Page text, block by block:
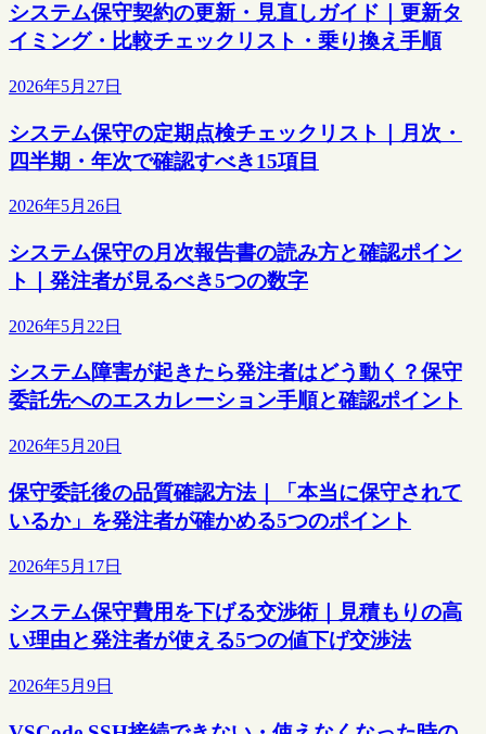
システム保守契約の更新・見直しガイド｜更新タ
イミング・比較チェックリスト・乗り換え手順
2026年5月27日
システム保守の定期点検チェックリスト｜月次・
四半期・年次で確認すべき15項目
2026年5月26日
システム保守の月次報告書の読み方と確認ポイン
ト｜発注者が見るべき5つの数字
2026年5月22日
システム障害が起きたら発注者はどう動く？保守
委託先へのエスカレーション手順と確認ポイント
2026年5月20日
保守委託後の品質確認方法｜「本当に保守されて
いるか」を発注者が確かめる5つのポイント
2026年5月17日
システム保守費用を下げる交渉術｜見積もりの高
い理由と発注者が使える5つの値下げ交渉法
2026年5月9日